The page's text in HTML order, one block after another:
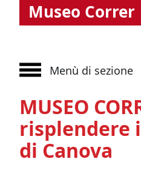
Museo Correr
Menù di sezione
MUSEO
risplendere
di Canova